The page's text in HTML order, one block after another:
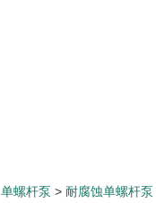
单螺杆泵 > 耐腐蚀单螺杆泵